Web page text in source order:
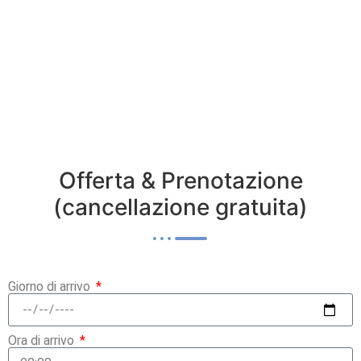
Offerta & Prenotazione
(cancellazione gratuita)
Giorno di arrivo
Ora di arrivo